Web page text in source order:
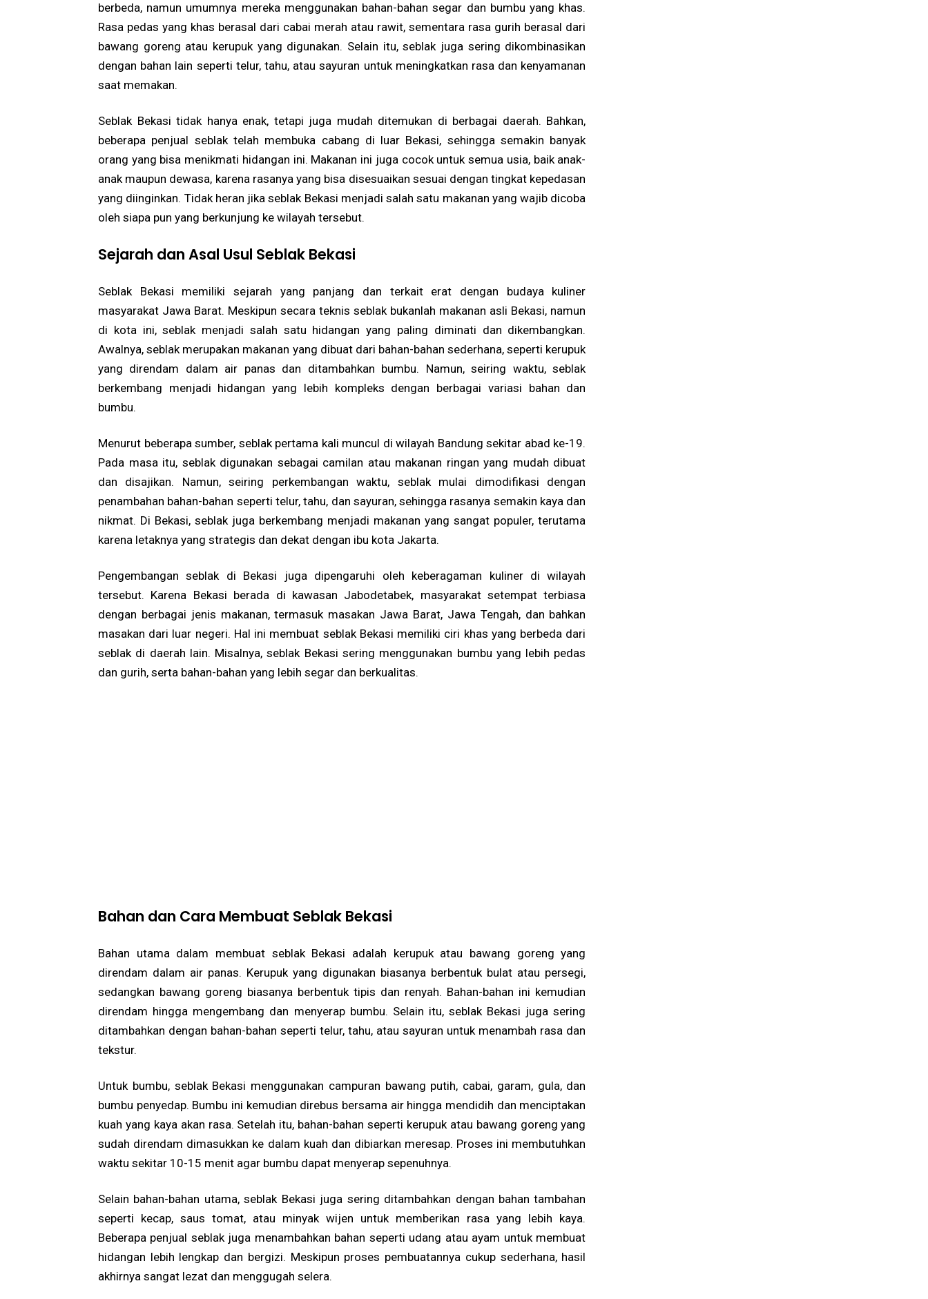
berbeda, namun umumnya mereka menggunakan bahan-bahan segar dan bumbu yang khas.
Rasa pedas yang khas berasal dari cabai merah atau rawit, sementara rasa gurih berasal dari
bawang goreng atau kerupuk yang digunakan. Selain itu, seblak juga sering dikombinasikan
dengan bahan lain seperti telur, tahu, atau sayuran untuk meningkatkan rasa dan kenyamanan
saat memakan.
Seblak Bekasi tidak hanya enak, tetapi juga mudah ditemukan di berbagai daerah. Bahkan,
beberapa penjual seblak telah membuka cabang di luar Bekasi, sehingga semakin banyak
orang yang bisa menikmati hidangan ini. Makanan ini juga cocok untuk semua usia, baik anak-
anak maupun dewasa, karena rasanya yang bisa disesuaikan sesuai dengan tingkat kepedasan
yang diinginkan. Tidak heran jika seblak Bekasi menjadi salah satu makanan yang wajib dicoba
oleh siapa pun yang berkunjung ke wilayah tersebut.
Sejarah dan Asal Usul Seblak Bekasi
Seblak Bekasi memiliki sejarah yang panjang dan terkait erat dengan budaya kuliner
masyarakat Jawa Barat. Meskipun secara teknis seblak bukanlah makanan asli Bekasi, namun
di kota ini, seblak menjadi salah satu hidangan yang paling diminati dan dikembangkan.
Awalnya, seblak merupakan makanan yang dibuat dari bahan-bahan sederhana, seperti kerupuk
yang direndam dalam air panas dan ditambahkan bumbu. Namun, seiring waktu, seblak
berkembang menjadi hidangan yang lebih kompleks dengan berbagai variasi bahan dan
bumbu.
Menurut beberapa sumber, seblak pertama kali muncul di wilayah Bandung sekitar abad ke-19.
Pada masa itu, seblak digunakan sebagai camilan atau makanan ringan yang mudah dibuat
dan disajikan. Namun, seiring perkembangan waktu, seblak mulai dimodifikasi dengan
penambahan bahan-bahan seperti telur, tahu, dan sayuran, sehingga rasanya semakin kaya dan
nikmat. Di Bekasi, seblak juga berkembang menjadi makanan yang sangat populer, terutama
karena letaknya yang strategis dan dekat dengan ibu kota Jakarta.
Pengembangan seblak di Bekasi juga dipengaruhi oleh keberagaman kuliner di wilayah
tersebut. Karena Bekasi berada di kawasan Jabodetabek, masyarakat setempat terbiasa
dengan berbagai jenis makanan, termasuk masakan Jawa Barat, Jawa Tengah, dan bahkan
masakan dari luar negeri. Hal ini membuat seblak Bekasi memiliki ciri khas yang berbeda dari
seblak di daerah lain. Misalnya, seblak Bekasi sering menggunakan bumbu yang lebih pedas
dan gurih, serta bahan-bahan yang lebih segar dan berkualitas.
Bahan dan Cara Membuat Seblak Bekasi
Bahan utama dalam membuat seblak Bekasi adalah kerupuk atau bawang goreng yang
direndam dalam air panas. Kerupuk yang digunakan biasanya berbentuk bulat atau persegi,
sedangkan bawang goreng biasanya berbentuk tipis dan renyah. Bahan-bahan ini kemudian
direndam hingga mengembang dan menyerap bumbu. Selain itu, seblak Bekasi juga sering
ditambahkan dengan bahan-bahan seperti telur, tahu, atau sayuran untuk menambah rasa dan
tekstur.
Untuk bumbu, seblak Bekasi menggunakan campuran bawang putih, cabai, garam, gula, dan
bumbu penyedap. Bumbu ini kemudian direbus bersama air hingga mendidih dan menciptakan
kuah yang kaya akan rasa. Setelah itu, bahan-bahan seperti kerupuk atau bawang goreng yang
sudah direndam dimasukkan ke dalam kuah dan dibiarkan meresap. Proses ini membutuhkan
waktu sekitar 10-15 menit agar bumbu dapat menyerap sepenuhnya.
Selain bahan-bahan utama, seblak Bekasi juga sering ditambahkan dengan bahan tambahan
seperti kecap, saus tomat, atau minyak wijen untuk memberikan rasa yang lebih kaya.
Beberapa penjual seblak juga menambahkan bahan seperti udang atau ayam untuk membuat
hidangan lebih lengkap dan bergizi. Meskipun proses pembuatannya cukup sederhana, hasil
akhirnya sangat lezat dan menggugah selera.